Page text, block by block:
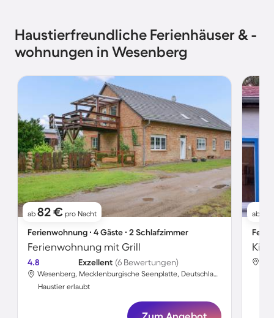
Haustierfreundliche Ferienhäuser & -
wohnungen in Wesenberg
ab 82 € pro Nacht
Ferienwohnung ∙ 4 Gäste ∙ 2 Schlafzimmer
Ferienwohnung mit Grill
4.8 Exzellent (6 Bewertungen)
Wesenberg, Mecklenburgische Seenplatte, Deutschland
Haustier erlaubt
ab